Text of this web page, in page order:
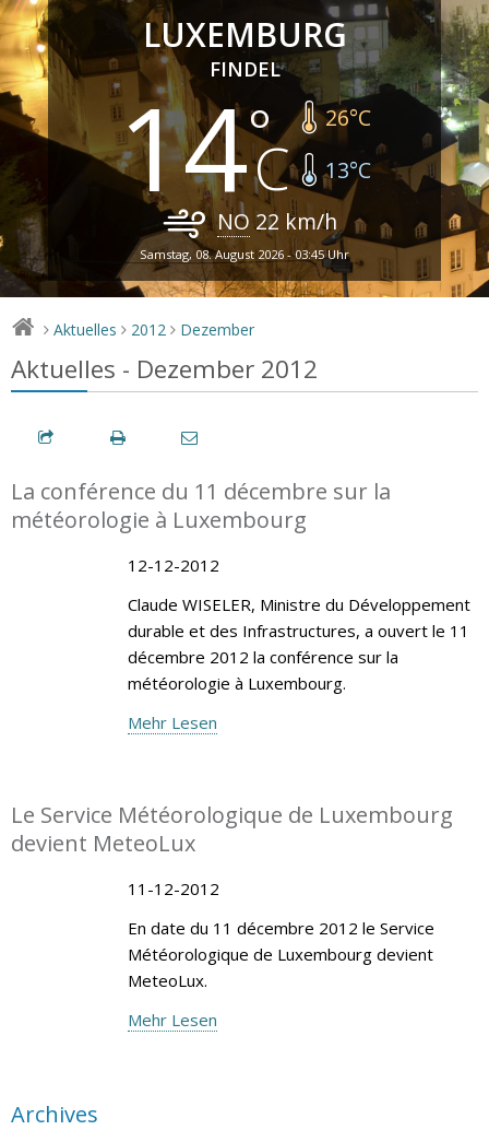
LUXEMBURG
FINDEL
14 26°C
13°C
NO 22 km/h
Samstag, 08. August 2026 - 03:45 Uhr
> Aktuelles > 2012 > Dezember
Aktuelles - Dezember 2012
La conférence du 11 décembre sur la
météorologie à Luxembourg
12-12-2012
Claude WISELER, Ministre du Développement
durable et des Infrastructures, a ouvert le 11
décembre 2012 la conférence sur la
météorologie à Luxembourg.
Mehr Lesen
Le Service Météorologique de Luxembourg
devient MeteoLux
11-12-2012
En date du 11 décembre 2012 le Service
Météorologique de Luxembourg devient
MeteoLux.
Mehr Lesen
Archives